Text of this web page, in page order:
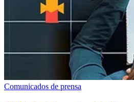
Comunicados de prensa